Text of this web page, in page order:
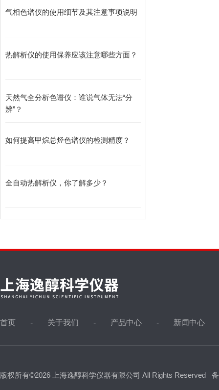
气相色谱仪的使用细节及其注意事项说明
热解析仪的使用保养应该注意哪些方面？
天然气全分析色谱仪：谁说气体无法“分
辨”？
如何提高甲烷总烃色谱仪的检测精度？
全自动热解析仪，你了解多少？
首页 关于我们 产品中心 新闻中心
版权所有©2026 上海逸醇科学仪器有限公司 All Rights Reserved